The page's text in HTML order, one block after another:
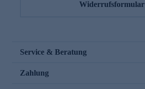
Widerrufsformular
Service & Beratung
Zahlung